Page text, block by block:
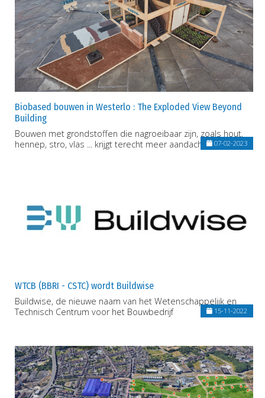
Biobased bouwen in Westerlo : The Exploded View Beyond
Building
Bouwen met grondstoffen die nagroeibaar zijn, zoals hout,
hennep, stro, vlas ... krijgt terecht meer aandacht
07-02-2023
WTCB (BBRI - CSTC) wordt Buildwise
Buildwise, de nieuwe naam van het Wetenschappelijk en
Technisch Centrum voor het Bouwbedrijf
15-11-2022